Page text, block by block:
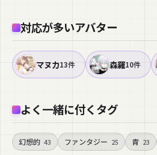
対応が多いアバター
マヌカ13件 森羅10件
よく一緒に付くタグ
幻想的 43 ファンタジー 25 青 23